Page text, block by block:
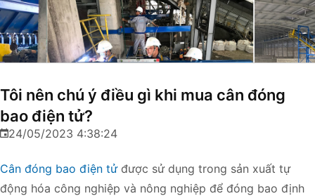
Tôi nên chú ý điều gì khi
mua cân đóng bao điện tử?
Tôi nên chú ý điều gì khi mua cân đóng
bao điện tử?
24/05/2023 4:38:24
Cân đóng bao điện tửđược sử dụng trong sản xuất tự
động hóa công nghiệp và nông nghiệp để đóng bao định